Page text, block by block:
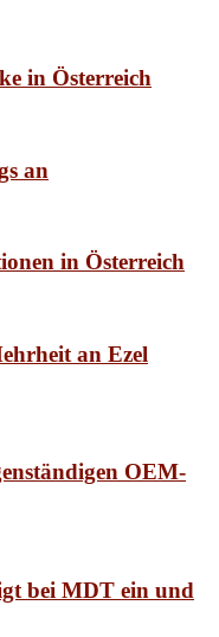
in Österreich
an
in Österreich
an Ezel
OEM-
bei MDT ein und